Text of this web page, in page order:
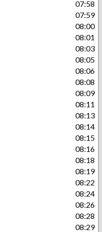
07:58
07:59
08:00
08:01
08:03
08:05
08:06
08:08
08:09
08:11
08:13
08:14
08:15
08:16
08:18
08:19
08:22
08:24
08:26
08:28
08:29